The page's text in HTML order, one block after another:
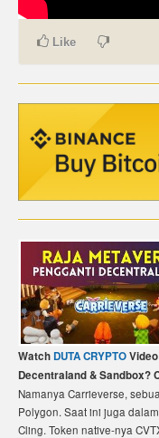
CARTÃO DE
BETAALKAART BITCOIN
BETALKORT BITCOIN
PLATEBNÍ KARTA BITCOIN
Like
WatchDUTA CRYPTO
Decentraland & Sandbox?
Namanya Carrieverse,
Polygon. Saat ini juga
Cling. Token native-nya